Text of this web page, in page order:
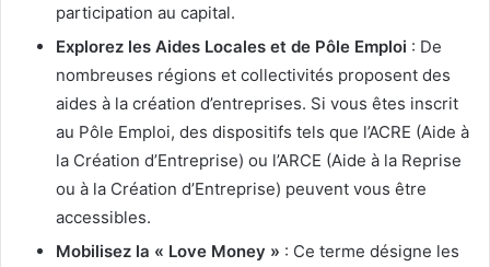
participation au capital.
Explorez les Aides Locales et de Pôle Emploi : De
nombreuses régions et collectivités proposent des
aides à la création d’entreprises. Si vous êtes inscrit
au Pôle Emploi, des dispositifs tels que l’ACRE (Aide à
la Création d’Entreprise) ou l’ARCE (Aide à la Reprise
ou à la Création d’Entreprise) peuvent vous être
accessibles.
Mobilisez la « Love Money » : Ce terme désigne les